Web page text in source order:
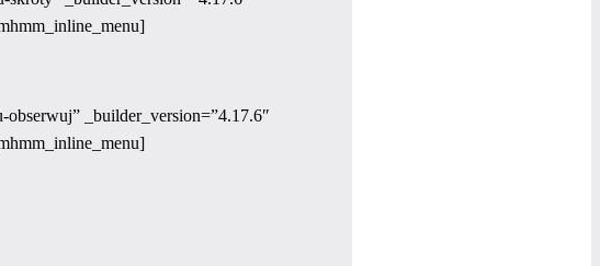
obserwuj” _builder_version=”4.17.6″